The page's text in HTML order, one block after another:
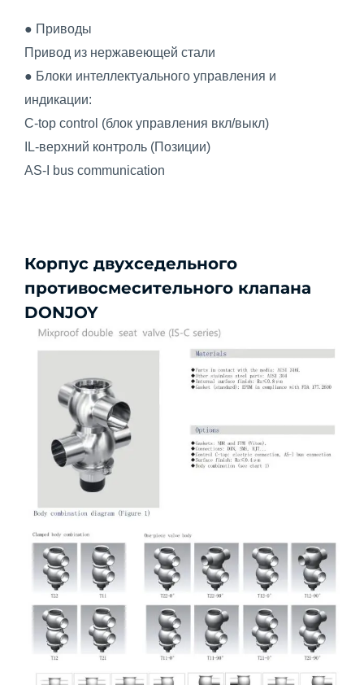
● Приводы
Привод из нержавеющей стали
● Блоки интеллектуального управления и
индикации:
C-top control (блок управления вкл/выкл)
IL-верхний контроль (Позиции)
AS-I bus communication
Корпус двухседельного
противосмесительного клапана
DONJOY